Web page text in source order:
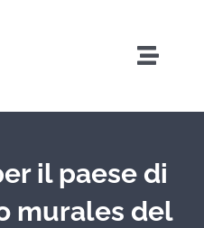
il paese di
murales del